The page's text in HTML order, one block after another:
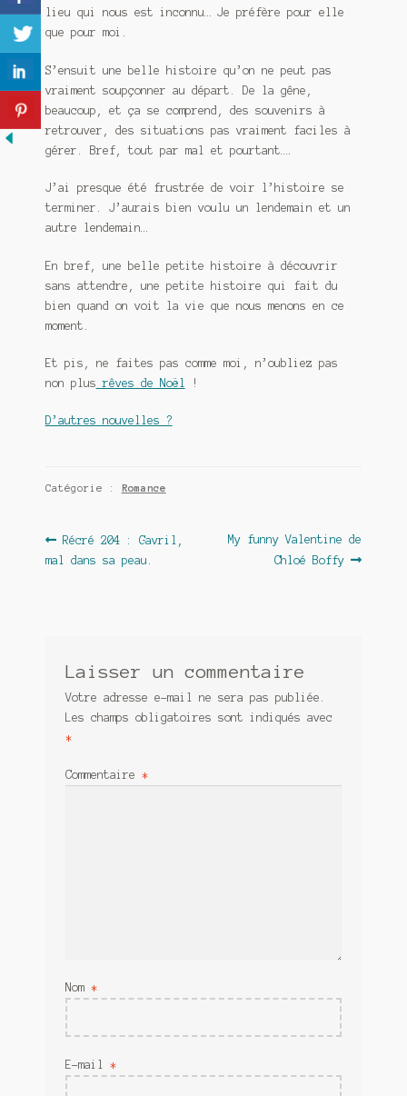
lieu qui nous est inconnu… Je préfère pour elle
que pour moi.
S’ensuit une belle histoire qu’on ne peut pas
vraiment soupçonner au départ. De la gêne,
beaucoup, et ça se comprend, des souvenirs à
retrouver, des situations pas vraiment faciles à
gérer. Bref, tout par mal et pourtant….
J’ai presque été frustrée de voir l’histoire se
terminer. J’aurais bien voulu un lendemain et un
autre lendemain…
En bref, une belle petite histoire à découvrir
sans attendre, une petite histoire qui fait du
bien quand on voit la vie que nous menons en ce
moment.
Et pis, ne faites pas comme moi, n’oubliez pas
non plus rêves de Noël !
D’autres nouvelles ?
Catégorie : Romance
Navigation
de
Article
précédent :
Récré 204 : Gavril,
mal dans sa peau.
Article
suivant :
My funny Valentine de
Chloé Boffy
Laisser un commentaire
Votre adresse e-mail ne sera pas publiée.
Les champs obligatoires sont indiqués avec
*
Commentaire *
Nom *
E-mail *